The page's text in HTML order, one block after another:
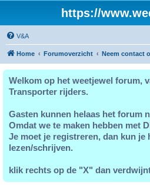
https://
V&A
Home Forumoverzicht Neem contact
Welkom op het weetjewel forum,
Transporter rijders.
Gasten kunnen helaas het forum
Omdat we te maken hebben met
Je moet je registreren, dan kun je
lezen/schrijven.
klik rechts op de "X" dan